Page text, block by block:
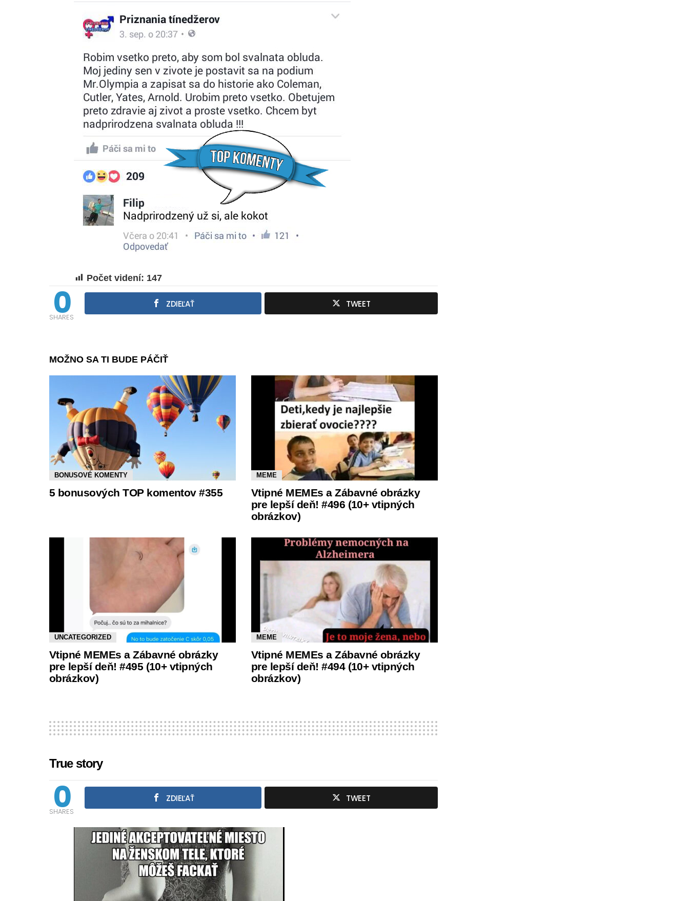
Počet videní: 147
0
SHARES
ZDIEĽAŤ TWEET
MOŽNO SA TI BUDE PÁČIŤ
BONUSOVÉ KOMENTY
5 bonusových TOP komentov #355
MEME
Vtipné MEMEs a Zábavné obrázky
pre lepší deň! #496 (10+ vtipných
obrázkov)
UNCATEGORIZED
Vtipné MEMEs a Zábavné obrázky
pre lepší deň! #495 (10+ vtipných
obrázkov)
MEME
Vtipné MEMEs a Zábavné obrázky
pre lepší deň! #494 (10+ vtipných
obrázkov)
True story
0
SHARES
ZDIEĽAŤ TWEET